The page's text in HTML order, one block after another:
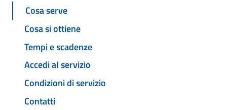
Cosa serve
Cosa si ottiene
Tempi e scadenze
Accedi al servizio
Condizioni di servizio
Contatti